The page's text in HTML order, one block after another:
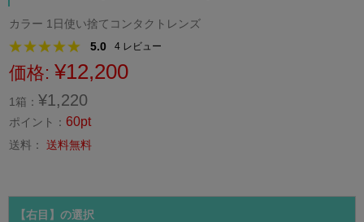
カラー 1日使い捨てコンタクトレンズ
5.0
4 レビュー
価格: ¥12,200
1箱： ¥1,220
ポイント： 60pt
送料：送料無料
【右目】 の選択